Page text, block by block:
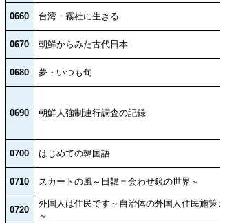
0660 台湾・霧社に生きる
0670 朝鮮からみた古代日本
0680 夢・いつも旬
0690 朝鮮人強制連行調査の記録
0700 はじめての韓国語
0710 スカートの風～日韓＝会わせ鏡の世界～
0720
外国人は住民です～自治体の外国人住民施策ガ
～